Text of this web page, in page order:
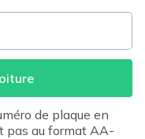
de plaque en
pas au format AA-